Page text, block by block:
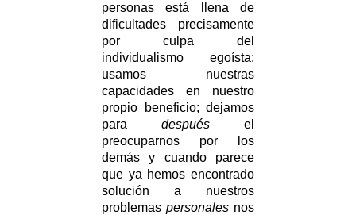
personas está llena de
dificultades precisamente
por culpa del
individualismo egoísta;
usamos nuestras
capacidades en nuestro
propio beneficio; dejamos
para después el
preocuparnos por los
demás y cuando parece
que ya hemos encontrado
solución a nuestros
problemas personales nos